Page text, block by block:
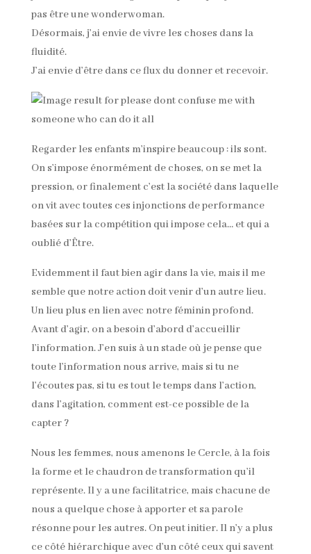
pas être une wonderwoman.
Désormais, j’ai envie de vivre les choses dans la
fluidité.
J’ai envie d’être dans ce flux du donner et recevoir.
Regarder les enfants m’inspire beaucoup : ils sont.
On s’impose énormément de choses, on se met la
pression, or finalement c’est la société dans laquelle
on vit avec toutes ces injonctions de performance
basées sur la compétition qui impose cela… et qui a
oublié d’Être.
Evidemment il faut bien agir dans la vie, mais il me
semble que notre action doit venir d’un autre lieu.
Un lieu plus en lien avec notre féminin profond.
Avant d’agir, on a besoin d’abord d’accueillir
l’information. J’en suis à un stade où je pense que
toute l’information nous arrive, mais si tu ne
l’écoutes pas, si tu es tout le temps dans l’action,
dans l’agitation, comment est-ce possible de la
capter ?
Nous les femmes, nous amenons le Cercle, à la fois
la forme et le chaudron de transformation qu’il
représente. Il y a une facilitatrice, mais chacune de
nous a quelque chose à apporter et sa parole
résonne pour les autres. On peut initier. Il n’y a plus
ce côté hiérarchique avec d’un côté ceux qui savent